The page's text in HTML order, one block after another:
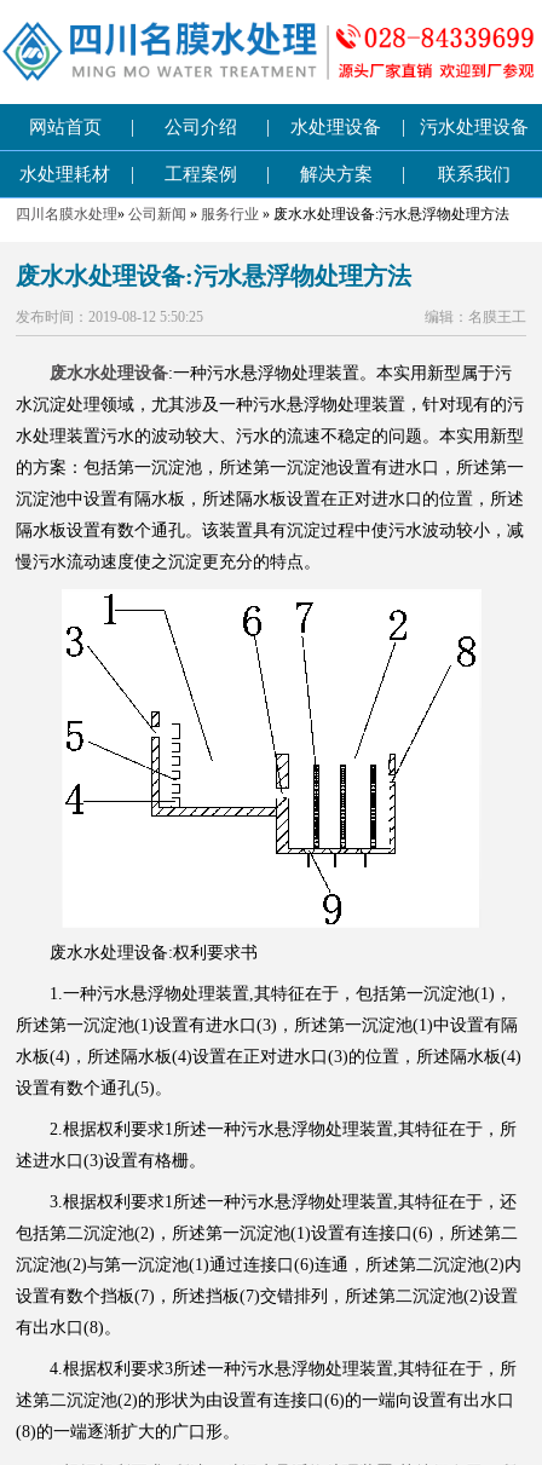
网站首页 | 公司介绍 | 水处理设备 | 污水处理设备
水处理耗材 | 工程案例 | 解决方案 | 联系我们
四川名膜水处理»公司新闻 » 服务行业 » 废水水处理设备:污水悬浮物处理方法
废水水处理设备:污水悬浮物处理方法
发布时间：2019-08-12 5:50:25 编辑：名膜王工
废水水处理设备:一种污水悬浮物处理装置。本实用新型属于污
水沉淀处理领域，尤其涉及一种污水悬浮物处理装置，针对现有的污
水处理装置污水的波动较大、污水的流速不稳定的问题。本实用新型
的方案：包括第一沉淀池，所述第一沉淀池设置有进水口，所述第一
沉淀池中设置有隔水板，所述隔水板设置在正对进水口的位置，所述
隔水板设置有数个通孔。该装置具有沉淀过程中使污水波动较小，减
慢污水流动速度使之沉淀更充分的特点。
废水水处理设备:权利要求书
1.一种污水悬浮物处理装置,其特征在于，包括第一沉淀池(1)，
所述第一沉淀池(1)设置有进水口(3)，所述第一沉淀池(1)中设置有隔
水板(4)，所述隔水板(4)设置在正对进水口(3)的位置，所述隔水板(4)
设置有数个通孔(5)。
2.根据权利要求1所述一种污水悬浮物处理装置,其特征在于，所
述进水口(3)设置有格栅。
3.根据权利要求1所述一种污水悬浮物处理装置,其特征在于，还
包括第二沉淀池(2)，所述第一沉淀池(1)设置有连接口(6)，所述第二
沉淀池(2)与第一沉淀池(1)通过连接口(6)连通，所述第二沉淀池(2)内
设置有数个挡板(7)，所述挡板(7)交错排列，所述第二沉淀池(2)设置
有出水口(8)。
4.根据权利要求3所述一种污水悬浮物处理装置,其特征在于，所
述第二沉淀池(2)的形状为由设置有连接口(6)的一端向设置有出水口
(8)的一端逐渐扩大的广口形。